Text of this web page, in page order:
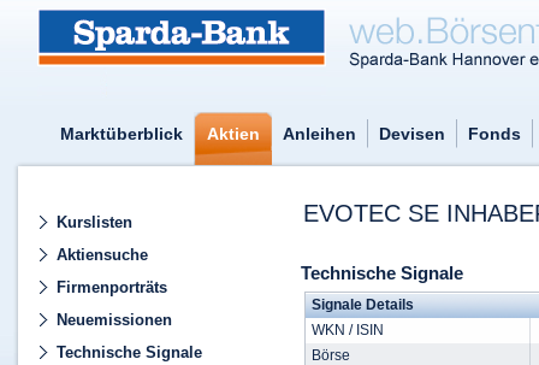
Marktüberblick Aktien Anleihen Devisen Fonds
Kurslisten
Aktiensuche
Firmenporträts
Neuemissionen
Technische Signale
EVOTEC SE
Technische Signale
Signale Details
WKN / ISIN
Börse